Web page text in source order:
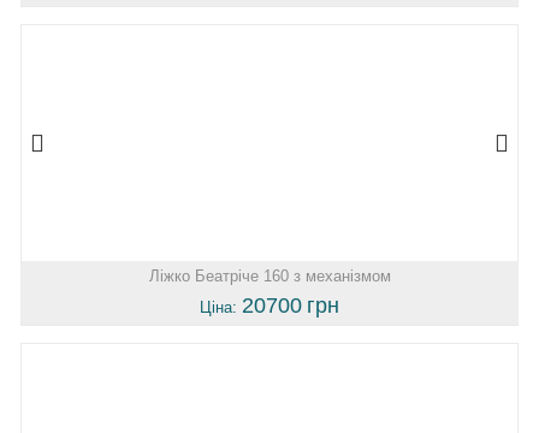
Ліжко Беатріче 160 з механізмом
Ціна: 20700 грн